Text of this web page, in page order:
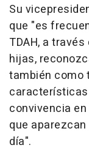
Su
que "es
TDAH, a
hijas,
también como
características
convivencia
que
día".